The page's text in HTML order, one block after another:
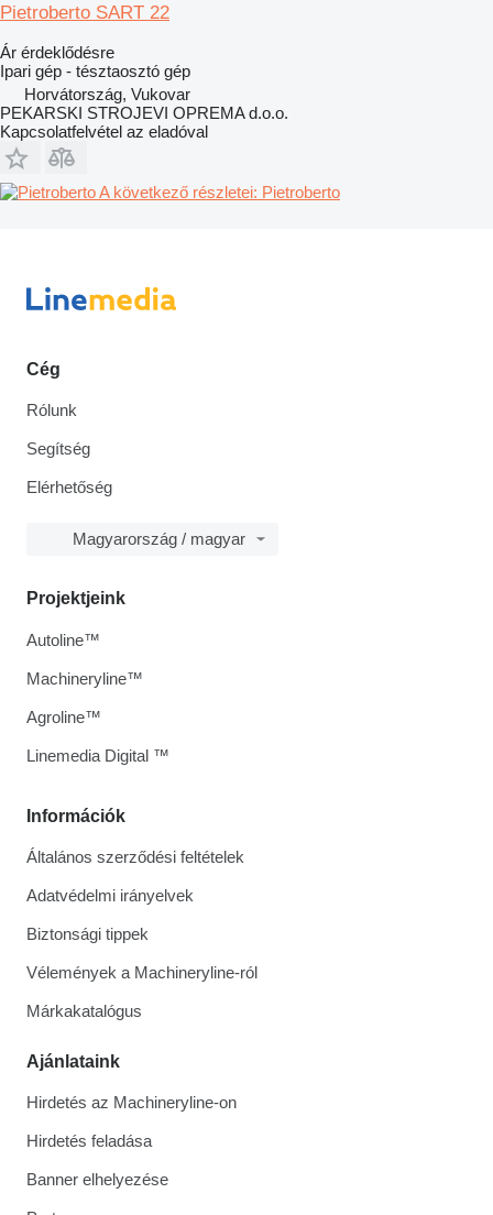
Pietroberto SART 22
Ár érdeklődésre
Ipari gép - tésztaosztó gép
Horvátország, Vukovar
PEKARSKI STROJEVI OPREMA d.o.o.
Kapcsolatfelvétel az eladóval
A következő részletei: Pietroberto
Cég
Rólunk
Segítség
Elérhetőség
Magyarország / magyar
Információk
Általános szerződési feltételek
Adatvédelmi irányelvek
Biztonsági tippek
Vélemények a Machineryline-ról
Márkakatalógus
Ajánlataink
Hirdetés az Machineryline-on
Hirdetés feladása
Banner elhelyezése
Projektjeink
Autoline™
Machineryline™
Agroline™
Linemedia Digital ™